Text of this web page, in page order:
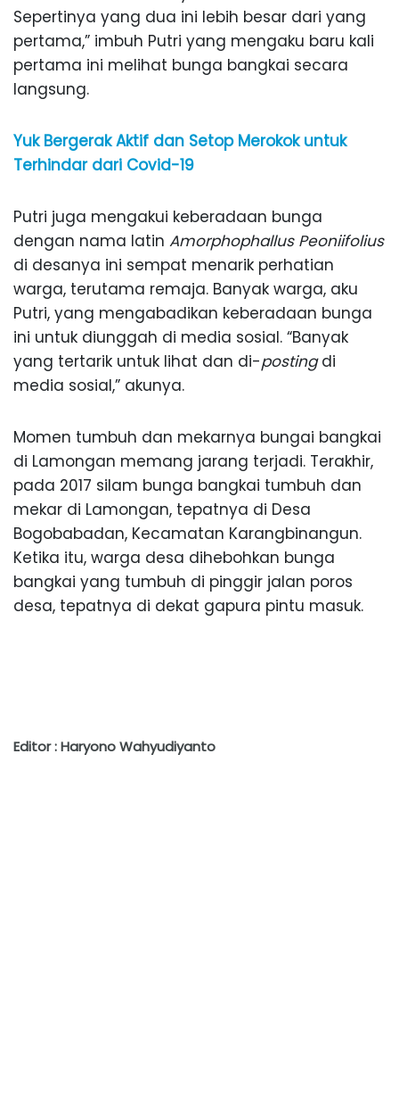
Sepertinya yang dua ini lebih besar dari yang
pertama,” imbuh Putri yang mengaku baru kali
pertama ini melihat bunga bangkai secara
langsung.
Yuk Bergerak Aktif dan Setop Merokok untuk
Terhindar dari Covid-19
Putri juga mengakui keberadaan bunga
dengan nama latin Amorphophallus Peoniifolius
di desanya ini sempat menarik perhatian
warga, terutama remaja. Banyak warga, aku
Putri, yang mengabadikan keberadaan bunga
ini untuk diunggah di media sosial. “Banyak
yang tertarik untuk lihat dan di-postingdi
media sosial,” akunya.
Momen tumbuh dan mekarnya bungai bangkai
di Lamongan memang jarang terjadi. Terakhir,
pada 2017 silam bunga bangkai tumbuh dan
mekar di Lamongan, tepatnya di Desa
Bogobabadan, Kecamatan Karangbinangun.
Ketika itu, warga desa dihebohkan bunga
bangkai yang tumbuh di pinggir jalan poros
desa, tepatnya di dekat gapura pintu masuk.
Editor : Haryono Wahyudiyanto